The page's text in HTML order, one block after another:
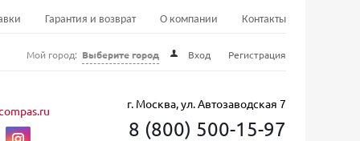
Гарантия и возврат О компании Контакты
Мой город: Выберите город Вход Регистрация
г. Москва, ул. Автозаводская 7
8 (800) 500-15-97